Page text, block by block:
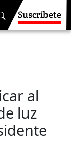
Suscríbete
al
luz